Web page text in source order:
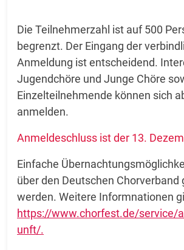
Die Teilnehmerzahl ist auf 500
begrenzt. Der Eingang der
Anmeldung ist entscheidend.
Jugendchöre und Junge Chöre
Einzelteilnehmende können sich
anmelden.
Anmeldeschluss ist der 13.
Einfache
über den Deutschen Chorverband
werden. Weitere Informnationen
https://www.chorfest.de/service/
unft/.